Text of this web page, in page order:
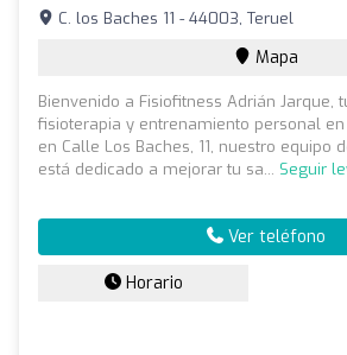
C. los Baches 11 - 44003, Teruel
Mapa
Bienvenido a Fisiofitness Adrián Jarque,
fisioterapia y entrenamiento personal en
en Calle Los Baches, 11, nuestro equipo
está dedicado a mejorar tu sa... Seguir
Ver teléfono
Horario